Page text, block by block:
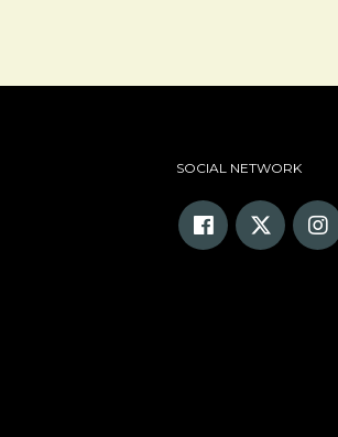
SOCIAL NETWORK